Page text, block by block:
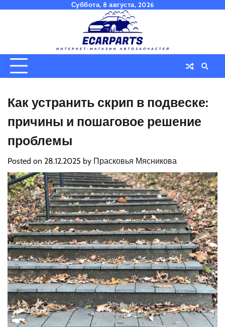
Суббота, 8 августа, 2026
Как устранить скрип в подвеске:
причины и пошаговое решение
проблемы
Posted on 28.12.2025 by Прасковья Мясникова